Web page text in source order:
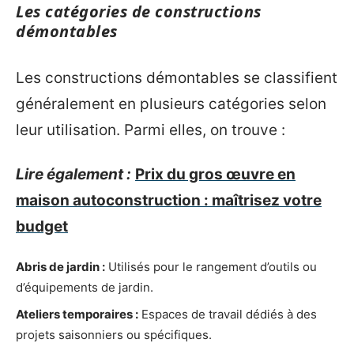
Les catégories de constructions
démontables
Les constructions démontables se classifient
généralement en plusieurs catégories selon
leur utilisation. Parmi elles, on trouve :
Lire également : Prix du gros œuvre en
maison autoconstruction : maîtrisez votre
budget
Abris de jardin : Utilisés pour le rangement d’outils ou
d’équipements de jardin.
Ateliers temporaires : Espaces de travail dédiés à des
projets saisonniers ou spécifiques.